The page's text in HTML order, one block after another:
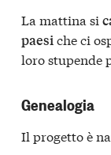
La mattina si
paesiche ci
loro stupende
Genealogia
Il progetto è